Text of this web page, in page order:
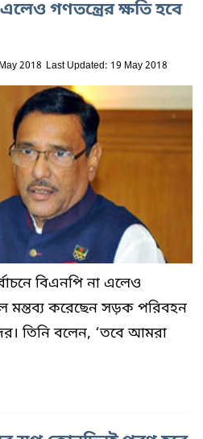
এলেও গণতন্ত্রের ক্ষতি হবে
2018 Last Updated: 19 May 2018
বিএনপি না এলেও
মন্তব্য করেছেন সড়ক পরিবহন
তিনি বলেন, ‘তবে আমরা